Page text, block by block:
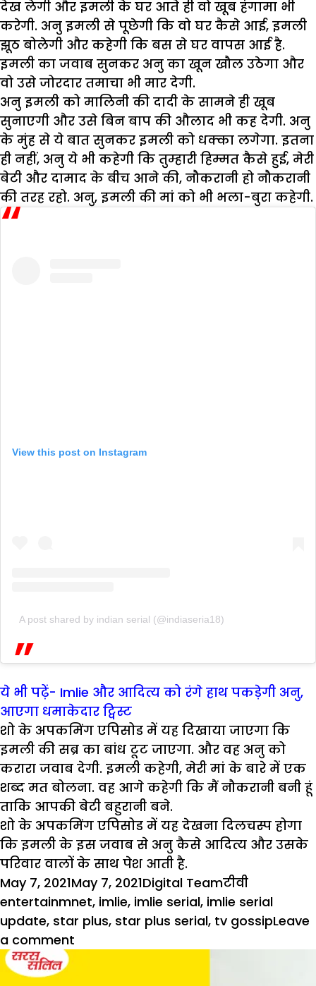
देख लेगी और इमली के घर आते ही वो खूब हंगामा भी
करेगी. अनु इमली से पूछेगी कि वो घर कैसे आई, इमली
झूठ बोलेगी और कहेगी कि बस से घर वापस आई है.
इमली का जवाब सुनकर अनु का खून खौल उठेगा और
वो उसे जोरदार तमाचा भी मार देगी.
अनु इमली को मालिनी की दादी के सामने ही खूब
सुनाएगी और उसे बिन बाप की औलाद भी कह देगी. अनु
के मुंह से ये बात सुनकर इमली को धक्का लगेगा. इतना
ही नहीं, अनु ये भी कहेगी कि तुम्हारी हिम्मत कैसे हुई, मेरी
बेटी और दामाद के बीच आने की, नौकरानी हो नौकरानी
की तरह रहो. अनु, इमली की मां को भी भला-बुरा कहेगी.
View this post on Instagram
A post shared by indian serial (@indiaseria18)
ये भी पढ़ें- Imlie और आदित्य को रंगे हाथ पकड़ेगी अनु,
आएगा धमाकेदार ट्विस्ट
शो के अपकमिंग एपिसोड में यह दिखाया जाएगा कि
इमली की सब्र का बांध टूट जाएगा. और वह अनु को
करारा जवाब देगी. इमली कहेगी, मेरी मां के बारे में एक
शब्द मत बोलना. वह आगे कहेगी कि मैं नौकरानी बनी हूं
ताकि आपकी बेटी बहुरानी बने.
शो के अपकमिंग एपिसोड में यह देखना दिलचस्प होगा
कि इमली के इस जवाब से अनु कैसे आदित्य और उसके
परिवार वालों के साथ पेश आती है.
Posted
on
May 7, 2021May 7, 2021Author
Digital TeamCategories
टीवीTags
entertainmnet, imlie, imlie serial, imlie serial
update, star plus, star plus serial, tv gossipLeave
a comment